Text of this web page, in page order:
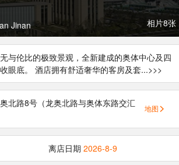
Jinan 相片8张
与伦比的极致景观，全新建成的奥体中心及四
眼底。 酒店拥有舒适奢华的客房及套...>>>
北路8号（龙奥北路与奥体东路交汇
地图
离店日期 2026-8-9